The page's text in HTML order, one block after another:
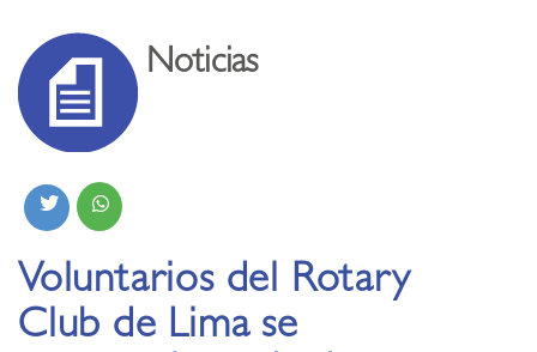
Noticias
Voluntarios del Rotary
Club de Lima se